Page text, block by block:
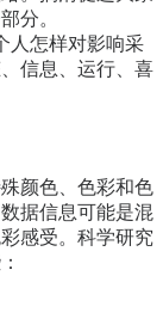
分。
人怎样对影响采
信息、运行、喜
颜色、色彩和色
据信息可能是混
感受。科学研究